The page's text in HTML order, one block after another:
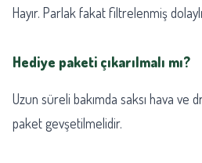
Hayır. Parlak fakat filtrelenmiş
Hediye paketi çıkarılmalı mı?
Uzun süreli bakımda saksı hava ve
paket gevşetilmelidir.